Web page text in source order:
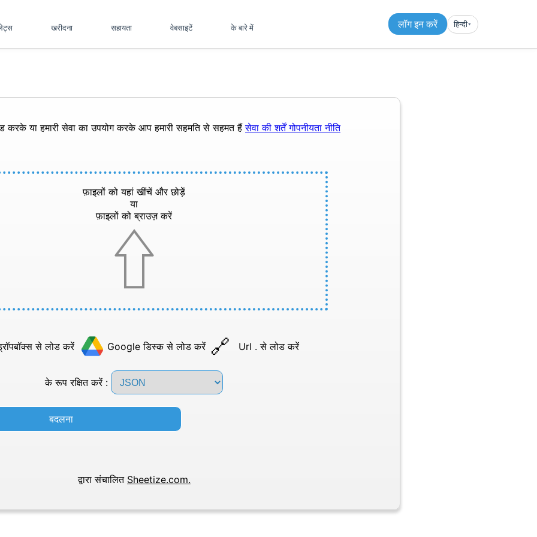
खरीदना सहायता वेबसाइटें के बारे में लॉग इन करें हिन्दी▾︎
करके या हमारी सेवा का उपयोग करके आप हमारी सहमति से सहमत हैंसेवा की शर्तेंगोपनीयता नीति
फ़ाइलों को यहां खींचें और छोड़ें
या
फ़ाइलों को ब्राउज़ करें
से लोड करें Google डिस्क से लोड करें Url . से लोड करें
के रूप रक्षित करें :
बदलना
द्वारा संचालित Sheetize.com.